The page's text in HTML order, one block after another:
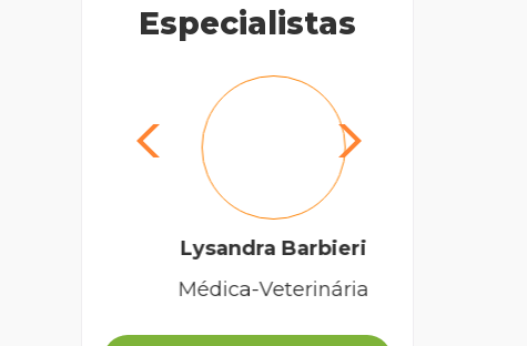
Especialistas
Lysandra Barbieri
Médica-Veterinária